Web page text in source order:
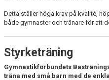
Detta ställer höga krav på kvalité,
både gymnaster och tränare för att
Styrketräning
Gymnastikförbundets
träna med små barn med de